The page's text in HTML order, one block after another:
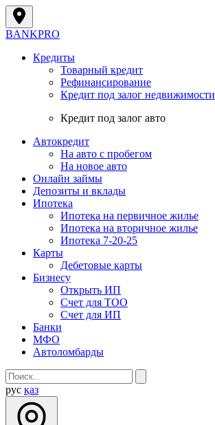
BANKPRO
Кредиты
Товарный кредит
Рефинансирование
Кредит под залог недвижимости
Кредит под залог авто
Автокредит
На авто с пробегом
На новое авто
Онлайн займы
Депозиты и вклады
Ипотека
Ипотека на первичное жилье
Ипотека на вторичное жилье
Ипотека 7-20-25
Карты
Дебетовые карты
Бизнесу
Открыть ИП
Cчет для ТОО
Счет для ИП
Банки
МФО
Автоломбарды
рус қаз